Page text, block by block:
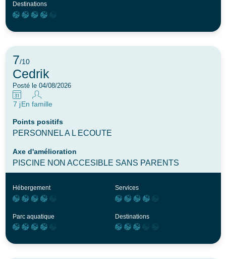
Destinations
7/10
Cedrik
Posté le 04/08/2026
7 jEn famille
Points positifs
PERSONNEL A L ECOUTE
Axe d'amélioration
PISCINE NON ACCESIBLE SANS PARENTS
Hébergement Services
Parc aquatique Destinations